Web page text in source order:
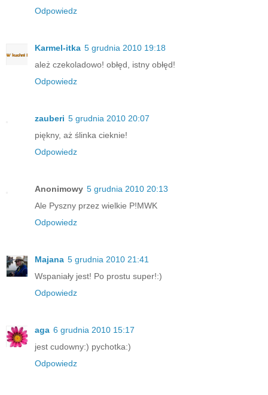
Odpowiedz
Karmel-itka 5 grudnia 2010 19:18
ależ czekoladowo! obłęd, istny obłęd!
Odpowiedz
zauberi 5 grudnia 2010 20:07
piękny, aż ślinka cieknie!
Odpowiedz
Anonimowy 5 grudnia 2010 20:13
Ale Pyszny przez wielkie P!MWK
Odpowiedz
Majana 5 grudnia 2010 21:41
Wspaniały jest! Po prostu super!:)
Odpowiedz
aga 6 grudnia 2010 15:17
jest cudowny:) pychotka:)
Odpowiedz